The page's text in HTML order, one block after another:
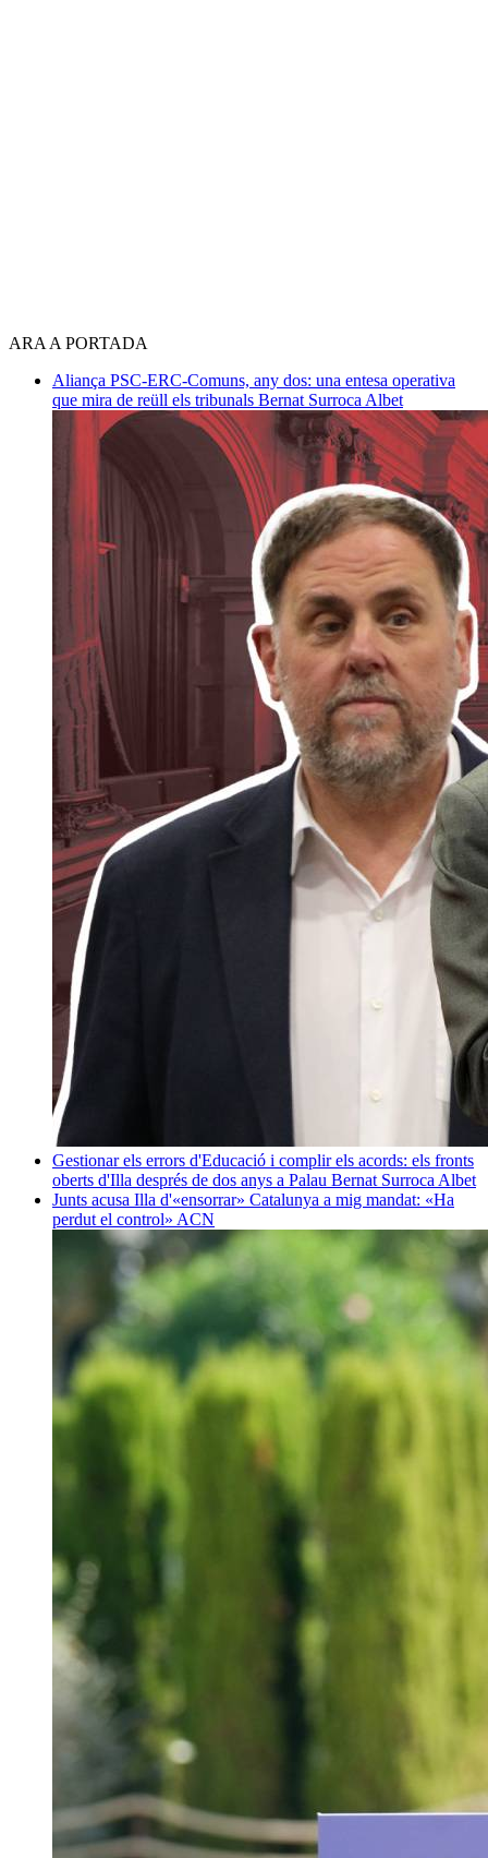
ARA A PORTADA
Aliança PSC-ERC-Comuns, any dos: una entesa operativa
que mira de reüll els tribunals Bernat Surroca Albet
Gestionar els errors d'Educació i complir els acords: els fronts
oberts d'Illa després de dos anys a Palau Bernat Surroca Albet
Junts acusa Illa d'«ensorrar» Catalunya a mig mandat: «Ha
perdut el control» ACN